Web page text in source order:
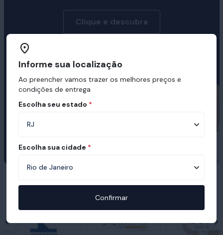
Clique e descubra
Ortobom
Informe sua localização
Ao preencher vamos trazer os melhores preços e
condições de entrega
Escolha seu estado *
Escolha sua cidade *
Confirmar